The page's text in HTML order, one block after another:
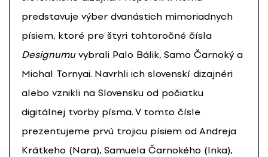
predstavuje výber dvanástich mimoriadnych
písiem, ktoré pre štyri tohtoročné čísla
Designumuvybrali Palo Bálik, Samo Čarnoký a
Michal Tornyai. Navrhli ich slovenskí dizajnéri
alebo vznikli na Slovensku od počiatku
digitálnej tvorby písma. V tomto čísle
prezentujeme prvú trojicu písiem od Andreja
Krátkeho (Nara), Samuela Čarnokého (Inka),